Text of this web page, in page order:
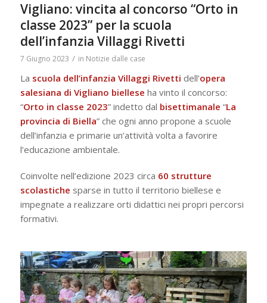
Vigliano: vincita al concorso “Orto in
classe 2023” per la scuola
dell’infanzia Villaggi Rivetti
7 Giugno 2023 / in Notizie dalle case
La scuola dell’infanzia Villaggi Rivetti dell’opera
salesiana di Vigliano biellese ha vinto il concorso:
“Orto in classe 2023” indetto dal bisettimanale “La
provincia di Biella” che ogni anno propone a scuole
dell’infanzia e primarie un’attività volta a favorire
l’educazione ambientale.
Coinvolte nell’edizione 2023 circa 60 strutture
scolastiche sparse in tutto il territorio biellese e
impegnate a realizzare orti didattici nei propri percorsi
formativi.